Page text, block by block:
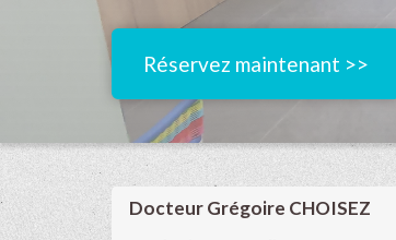
Réservez maintenant >>
Docteur Grégoire CHOISEZ